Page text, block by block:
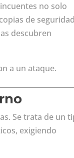
no solo
de
descubren
a un ataque.
Se trata de un
exigiendo